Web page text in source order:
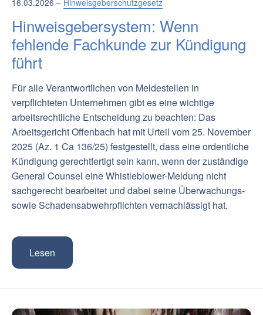
Hinweisgebersystem: Wenn
fehlende Fachkunde zur Kündigung
führt
Für alle Verantwortlichen von Meldestellen in
verpflichteten Unternehmen gibt es eine wichtige
arbeitsrechtliche Entscheidung zu beachten: Das
Arbeitsgericht Offenbach hat mit Urteil vom 25. November
2025 (Az. 1 Ca 136/25) festgestellt, dass eine ordentliche
Kündigung gerechtfertigt sein kann, wenn der zuständige
General Counsel eine Whistleblower-Meldung nicht
sachgerecht bearbeitet und dabei seine Überwachungs-
sowie Schadensabwehrpflichten vernachlässigt hat.
Lesen